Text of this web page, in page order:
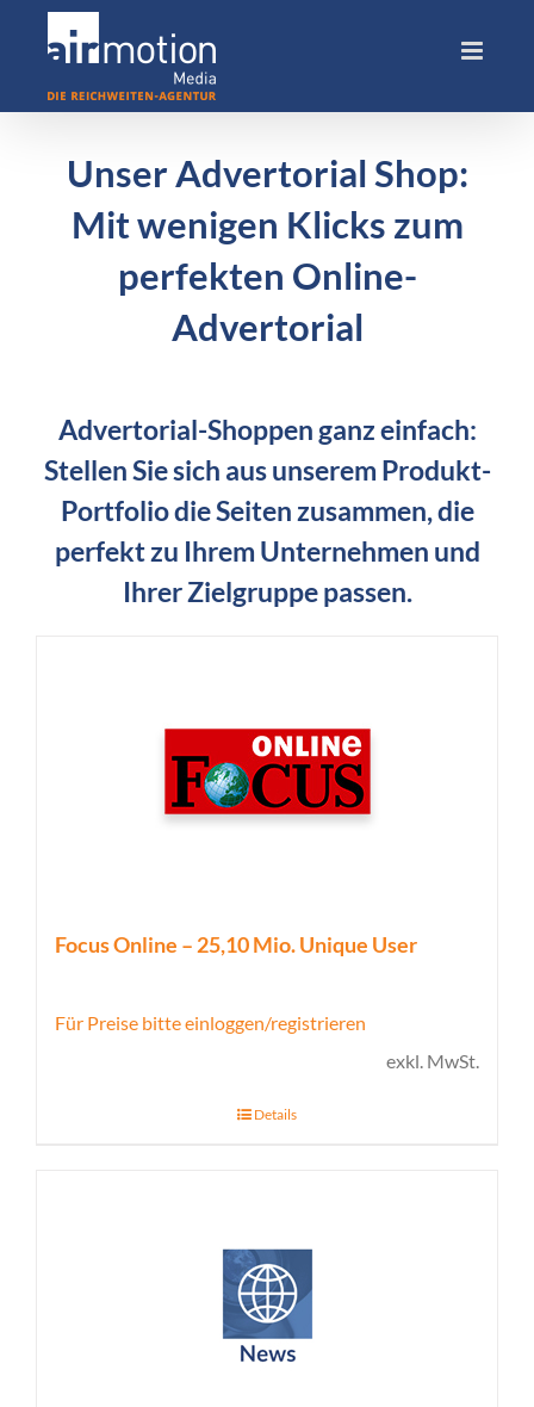
Unser Advertorial Shop:
Mit wenigen Klicks zum
perfekten Online-
Advertorial
Advertorial-Shoppen ganz einfach:
Stellen Sie sich aus unserem Produkt-
Portfolio die Seiten zusammen, die
perfekt zu Ihrem Unternehmen und
Ihrer Zielgruppe passen.
Focus Online – 25,10 Mio. Unique User
Für Preise bitte einloggen/registrieren
exkl. MwSt.
Details